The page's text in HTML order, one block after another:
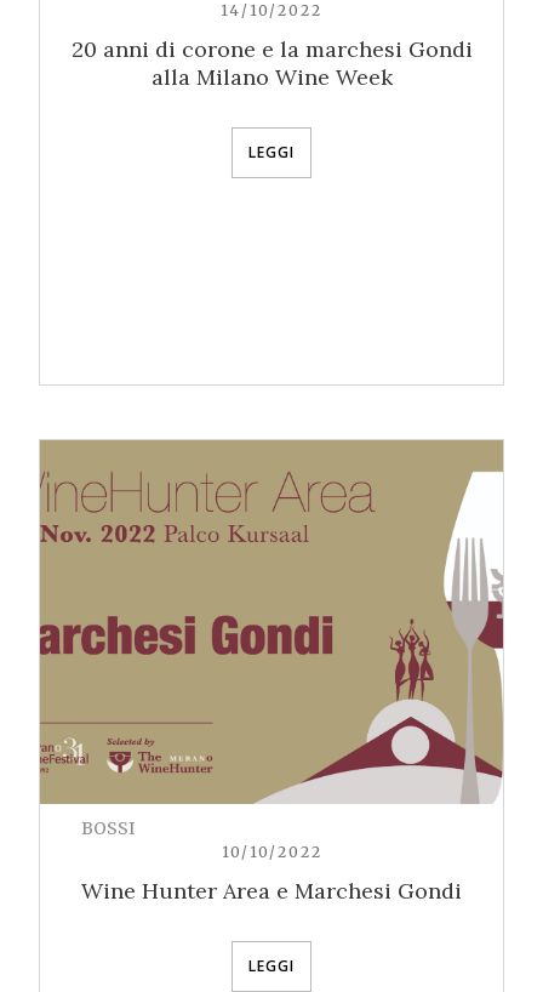
14/10/2022
20 anni di corone e la marchesi Gondi
alla Milano Wine Week
LEGGI
BOSSI
10/10/2022
Wine Hunter Area e Marchesi Gondi
LEGGI